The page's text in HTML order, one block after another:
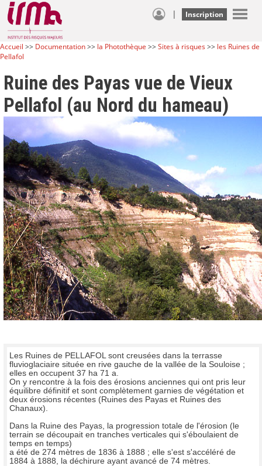
| Inscription
Accueil >> Documentation>> la Photothèque >>Sites à risques>> les Ruines de
Pellafol
Ruine des Payas vue de Vieux
Pellafol (au Nord du hameau)
Les Ruines de PELLAFOL sont creusées dans la terrasse
fluvioglaciaire située en rive gauche de la vallée de la Souloise ;
elles en occupent 37 ha 71 a.
On y rencontre à la fois des érosions anciennes qui ont pris leur
équilibre définitif et sont complètement garnies de végétation et
deux érosions récentes (Ruines des Payas et Ruines des
Chanaux).
Dans la Ruine des Payas, la progression totale de l'érosion (le
terrain se découpait en tranches verticales qui s'éboulaient de
temps en temps)
a été de 274 mètres de 1836 à 1888 ; elle s'est s'accéléré de
1884 à 1888, la déchirure ayant avancé de 74 mètres.